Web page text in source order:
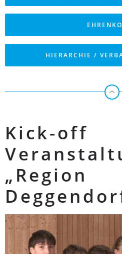
HIERARCHIE /
Kick-off
„Region